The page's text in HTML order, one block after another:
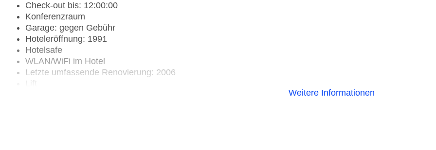
Check-out bis: 12:00:00
Konferenzraum
Garage: gegen Gebühr
Hoteleröffnung: 1991
Hotelsafe
WLAN/WiFi im Hotel
Letzte umfassende Renovierung: 2006
Lift
Weitere Informationen